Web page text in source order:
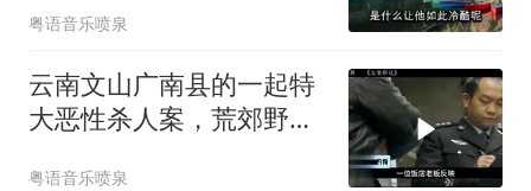
粤语音乐喷泉
云南文山广南县的一起特
大恶性杀人案，荒郊野外
粤语音乐喷泉